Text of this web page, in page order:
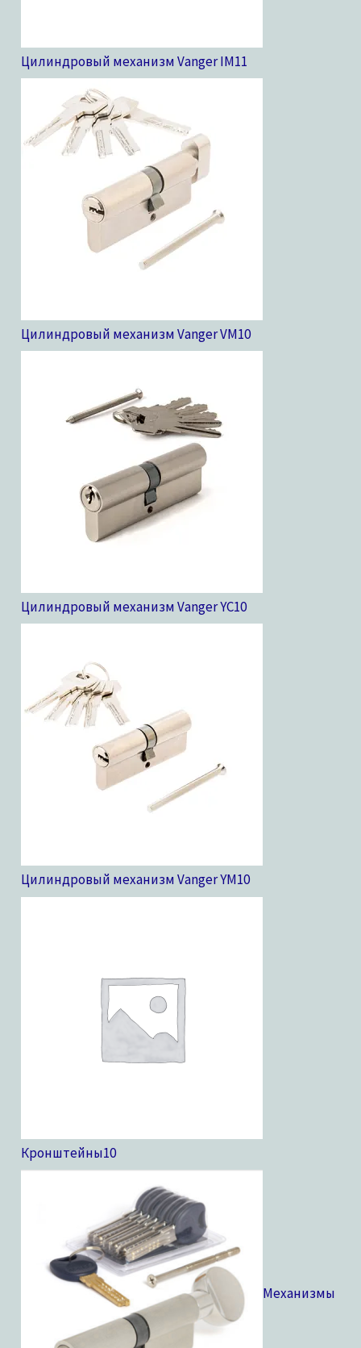
Цилиндровый механизм Vanger IM11
Цилиндровый механизм Vanger VM10
Цилиндровый механизм Vanger YC10
Цилиндровый механизм Vanger YM10
Кронштейны10
Механизмы